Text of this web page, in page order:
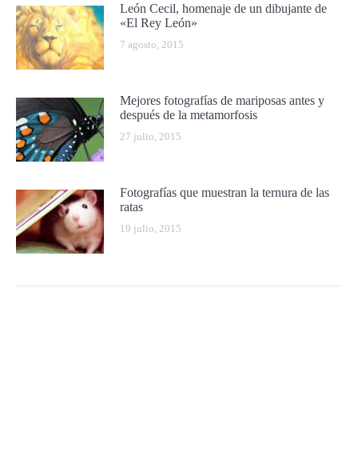
León Cecil, homenaje de un dibujante de
«El Rey León»
7 agosto, 2015
Mejores fotografías de mariposas antes y
después de la metamorfosis
27 julio, 2015
Fotografías que muestran la ternura de las
ratas
19 julio, 2015